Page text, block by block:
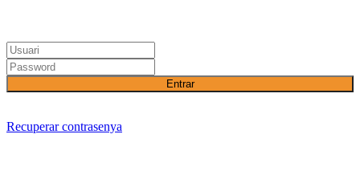
Entrar
Recuperar contrasenya